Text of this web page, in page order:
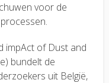
voor de
impAct of Dust and
bundelt de
uit België,